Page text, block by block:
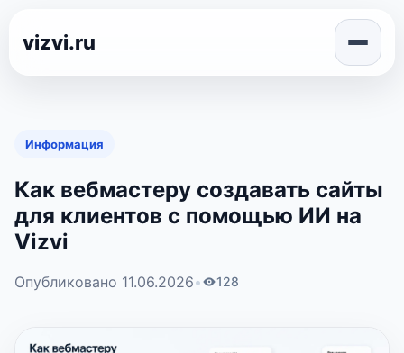
vizvi.ru
Информация
Как вебмастеру создавать сайты
для клиентов с помощью ИИ на
Vizvi
Опубликовано 11.06.2026• 128